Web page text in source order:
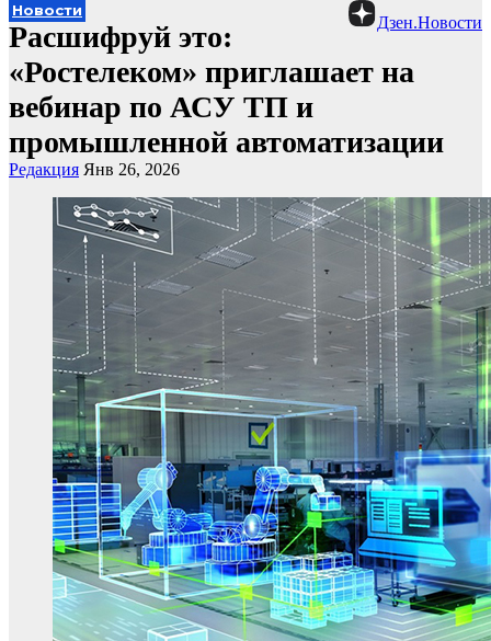
Дзен.Новости
Новости
Расшифруй это:
«Ростелеком» приглашает на
вебинар по АСУ ТП и
промышленной автоматизации
Редакция Янв 26, 2026